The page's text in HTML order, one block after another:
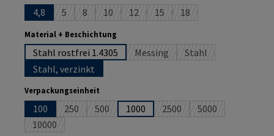
4,8 5(Diese Option ist zurzeit nicht verfügbar.)
8(Diese Option ist zurzeit nicht verfügbar.)
10(Diese Option ist zurzeit nicht verfügbar.)
12(Diese Option ist zurzeit nicht
15(Diese Option ist zurzeit nicht
18(Diese Option ist
Material + Beschichtung
Stahl rostfrei 1.4305 Messing(Diese Option ist zurzeit nicht
Stahl(Diese Option ist
Stahl, verzinkt
Verpackungseinheit
100 250(Diese Option ist zurzeit nicht verfügbar.)
500(Diese Option ist zurzeit nicht verfügbar.)
1000 2500(Diese Option ist zurzeit
5000(Diese Option ist
10000(Diese Option ist zurzeit nicht verfügbar.)